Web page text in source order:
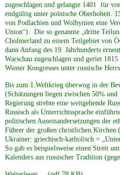
zugeschlagen und gelangte 1401 für
endgültig unter polnische Oberhoheit.
von Podlachien und Wolhynien eine
Union“). Die so genannte „dritte
Cholmerland zu einem Teilgebiet von
dann Anfang des 19. Jahrhunderts
Warschau zugeschlagen und geriet
Wiener Kongresses unter russische
Bis zum 1.Weltkrieg überwog in der
(Schätzungen liegen zwischen 50%
Regierung strebte eine weitgehende
Russisch als Unterrichtssprache
politischen Auseinandersetzungen der
Führer der großen christlichen Kirchen
Ukrainer: griechisch-katholisch =
So gab es beispielsweise einen Streit
Kalenders aus russischer Tradition